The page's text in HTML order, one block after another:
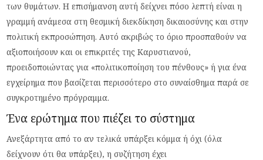
των θυμάτων. Η επισήμανση αυτή δείχνει πόσο λεπτή είναι η
γραμμή ανάμεσα στη θεσμική διεκδίκηση δικαιοσύνης και στην
πολιτική εκπροσώπηση.Αυτό ακριβώς το όριο προσπαθούν να
αξιοποιήσουν και οι επικριτές τηςΚαρυστιανού,
προειδοποιώντας για «πολιτικοποίηση του πένθους»ή για ένα
εγχείρημα που βασίζεται περισσότερο στο συναίσθημα παρά σε
συγκροτημένο πρόγραμμα.
Ένα ερώτημα που πιέζει το σύστημα
Ανεξάρτητα από το αν τελικά υπάρξει κόμμα ή όχι (όλα
δείχνουν ότι θα υπάρξει), η συζήτηση έχει